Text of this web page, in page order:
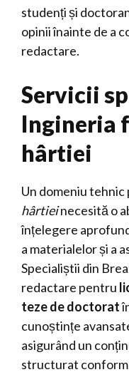
studenți și
opinii înainte de a
redactare.
Servicii
Ingineria
hârtiei
Un domeniu tehnic
hârtieinecesită o
înțelegere
a materialelor și a
Specialiștii din
redactare pentru
teze de doctorat
cunoștințe
asigurând un
structurat conform